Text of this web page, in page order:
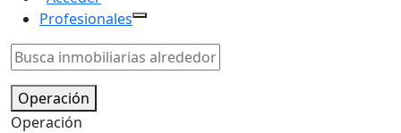
Profesionales
Operación
Operación